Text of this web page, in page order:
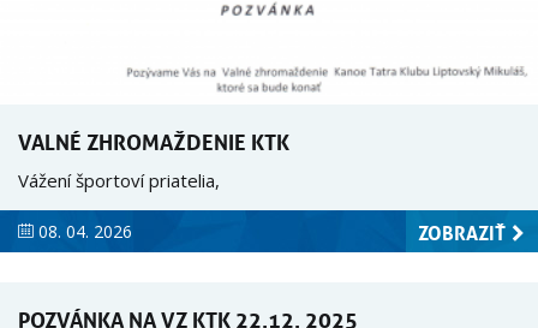
VALNÉ ZHROMAŽDENIE KTK
Vážení športoví priatelia,
08. 04. 2026 ZOBRAZIŤ
POZVÁNKA NA VZ KTK 22.12. 2025